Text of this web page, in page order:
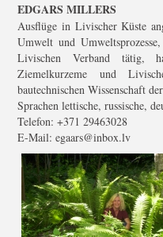
EDGARS MILLERS
Ausflüge in Livischer Küste
Umwelt und
Livischen Verband tätig,
Ziemelkurzeme und
bautechnischen Wissenschaft
Sprachen lettische, russische,
Telefon: +371 29463028
E-Mail: egaars@inbox.lv